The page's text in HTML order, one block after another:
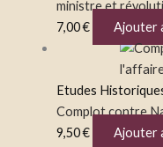
ministre et
7,00€ Ajouter
Etudes
Complot contre
9,50€ Ajouter